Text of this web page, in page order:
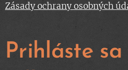
Zásady ochrany osobných
Prihláste sa